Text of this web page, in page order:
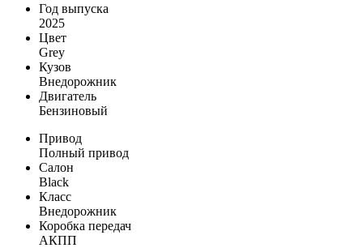
Год выпуска
2025
Цвет
Grey
Кузов
Внедорожник
Двигатель
Бензиновый
Привод
Полный привод
Салон
Black
Класс
Внедорожник
Коробка передач
АКПП